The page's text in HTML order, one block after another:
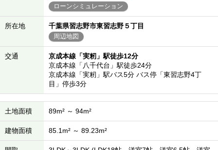
ローンシミュレーション
所在地 千葉県習志野市東習志野５丁目
周辺地図
交通
京成本線「実籾」駅徒歩12分
京成本線「八千代台」駅徒歩24分
京成本線「実籾」駅バス5分 バス停「東習志野4丁
目」停歩3分
土地面積 89m² ～ 94m²
建物面積 85.1m² ～ 89.23m²